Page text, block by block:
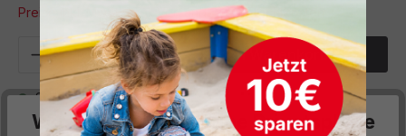
Preise inkl. MwSt. zzgl. Versand- bzw. Frachtkosten
Produkt Anzahl: Gib denIn den Warenkorb
Sofort verfügbar, Lieferzeit: 5 Werktage
Wir respektieren deine Privatsphäre